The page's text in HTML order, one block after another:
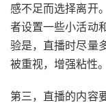
感不足而选择离开
者设置一些小活动
验是，直播时尽量
被重视，增强粘性。
第三，直播的内容